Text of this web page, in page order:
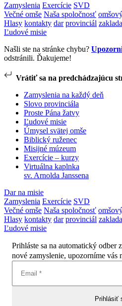
Zamyslenia Exercície SVD
Večné omše Naša spoločnosť
Hlasy kontakty dar provinciál
Ľudové misie
Našli ste na stránke chybu?
odstránili. Ďakujeme!
Vrátiť sa na predchádzajúcu
Zamyslenia na každý deň
Slovo provinciála
Proste Pána žatvy
Ľudové misie
Úmysel svätej omše
Biblický ruženec
Misijné múzeum
Exercície – kurzy
Virtuálna kaplnka
sv. Arnolda Janssena
Dar na misie
Zamyslenia Exercície SVD
Večné omše Naša spoločnosť
Hlasy kontakty dar provinciál
Ľudové misie
Prihláste sa na automatický
nové zamyslenie, upozorníme vás